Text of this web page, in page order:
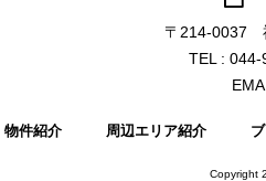
〒214-0037
TEL :
物件紹介 周辺エリア紹介
Copyright